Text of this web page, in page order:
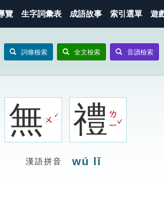
覽 生字詞彙表 成語故事 索引選單 遊
詞條檢索 全文檢索 音讀檢索
無ㄨ
ˊ 禮ㄌ
ㄧ
ˇ
漢語拼音 wú lǐ